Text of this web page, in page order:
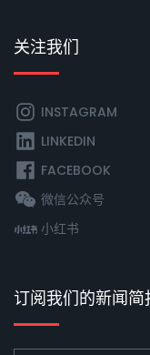
关注我们
INSTAGRAM
LINKEDIN
FACEBOOK
微信公众号
小红书
订阅我们的新闻简